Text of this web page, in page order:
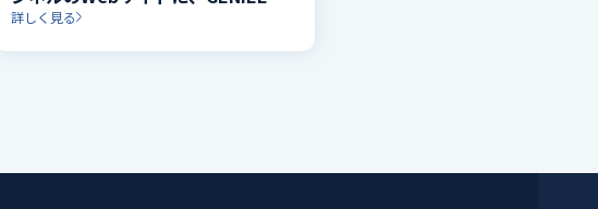
SEARCH for CPを導入。
詳しく見る